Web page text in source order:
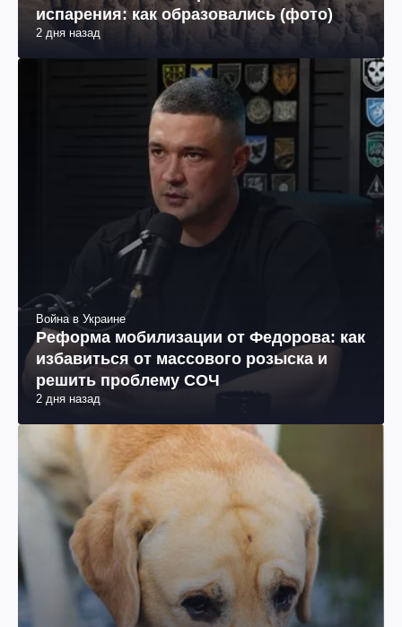
испарения: как образовались (фото)
2 дня назад
Война в Украине
Реформа мобилизации от Федорова: как
избавиться от массового розыска и
решить проблему СОЧ
2 дня назад